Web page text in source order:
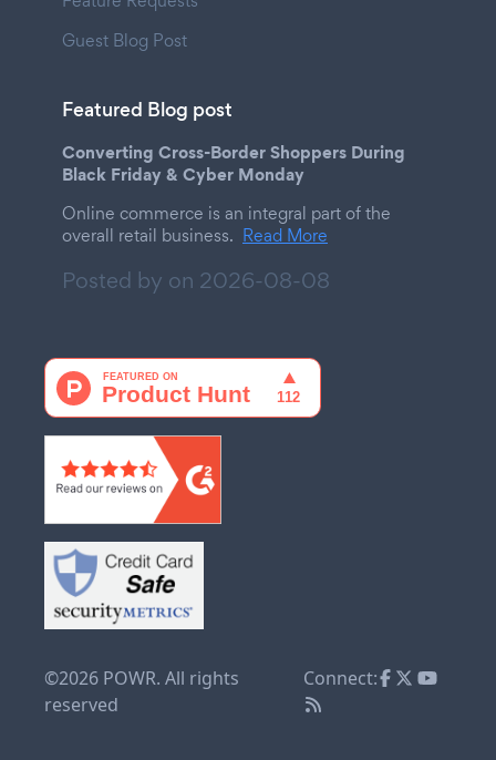
Guest Blog Post
Featured Blog post
Converting Cross-Border Shoppers During
Black Friday & Cyber Monday
Online commerce is an integral part of the
overall retail business. Read More
Posted by on 2026-08-08
©2026 POWR. All rights
reserved
Connect: